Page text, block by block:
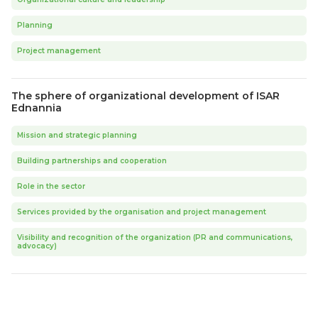
Planning
Project management
The sphere of organizational development of ISAR
Ednannia
Mission and strategic planning
Building partnerships and cooperation
Role in the sector
Services provided by the organisation and project management
Visibility and recognition of the organization (PR and communications,
advocacy)